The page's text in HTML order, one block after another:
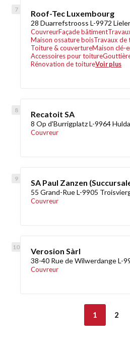
Roof-Tec Luxembourg
28 Duarrefstrooss L-9972 Lieler
CouvreurFaçade bâtiment
Maison ossature boisTravaux de
Toiture & couvertureMaison clé-
Accessoires pour toiture
Rénovation de toitureVoir plus
Recatoit SA
8 Op d'Burrigplatz L-9964
Couvreur
SA Paul Zanzen
55 Grand-Rue L-9905
Couvreur
Verosion Sàrl
38-40 Rue de Wilwerdange L-
Couvreur
1 2